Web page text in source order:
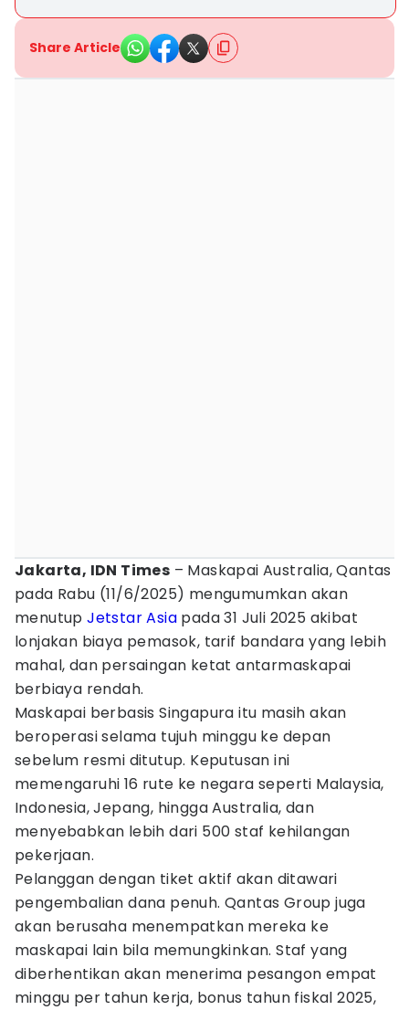
Share Article
Jakarta, IDN Times – Maskapai Australia, Qantas
pada Rabu (11/6/2025) mengumumkan akan
menutupJetstar Asia pada 31 Juli 2025 akibat
lonjakan biaya pemasok, tarif bandara yang lebih
mahal, dan persaingan ketat antarmaskapai
berbiaya rendah.
Maskapai berbasis Singapura itu masih akan
beroperasi selama tujuh minggu ke depan
sebelum resmi ditutup. Keputusan ini
memengaruhi 16 rute ke negara seperti Malaysia,
Indonesia, Jepang, hingga Australia, dan
menyebabkan lebih dari 500 staf kehilangan
pekerjaan.
Pelanggan dengan tiket aktif akan ditawari
pengembalian dana penuh. Qantas Group juga
akan berusaha menempatkan mereka ke
maskapai lain bila memungkinkan. Staf yang
diberhentikan akan menerima pesangon empat
minggu per tahun kerja, bonus tahun fiskal 2025,